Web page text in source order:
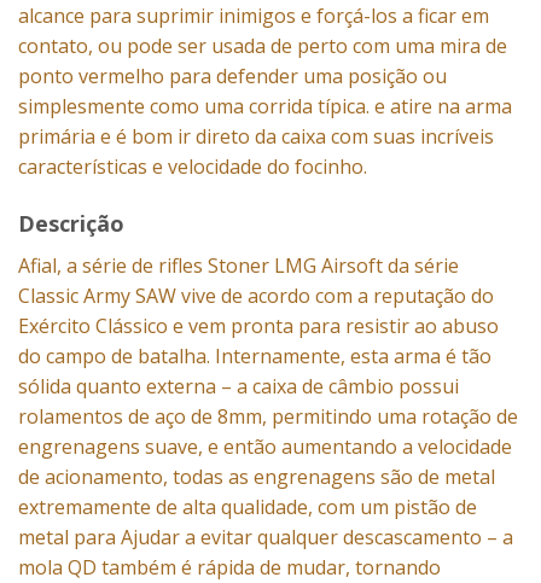
alcance para suprimir inimigos e forçá-los a ficar em
contato, ou pode ser usada de perto com uma mira de
ponto vermelho para defender uma posição ou
simplesmente como uma corrida típica. e atire na arma
primária e é bom ir direto da caixa com suas incríveis
características e velocidade do focinho.
Descrição
Afial, a série de rifles Stoner LMG Airsoft da série
Classic Army SAW vive de acordo com a reputação do
Exército Clássico e vem pronta para resistir ao abuso
do campo de batalha. Internamente, esta arma é tão
sólida quanto externa – a caixa de câmbio possui
rolamentos de aço de 8mm, permitindo uma rotação de
engrenagens suave, e então aumentando a velocidade
de acionamento, todas as engrenagens são de metal
extremamente de alta qualidade, com um pistão de
metal para Ajudar a evitar qualquer descascamento – a
mola QD também é rápida de mudar, tornando